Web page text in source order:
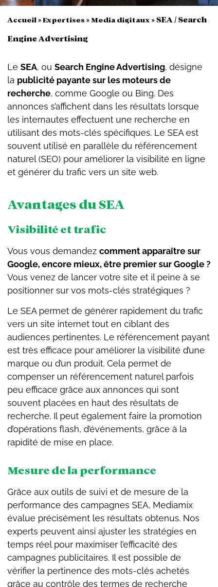
Accueil »Expertises» Media digitaux » SEA / Search
Engine Advertising
Le SEA, ou Search Engine Advertising, désigne
la publicité payante sur les moteurs de
recherche, comme Google ou Bing. Des
annonces s’affichent dans les résultats lorsque
les internautes effectuent une recherche en
utilisant des mots-clés spécifiques. Le SEA est
souvent utilisé en parallèle du référencement
naturel (SEO) pour améliorer la visibilité en ligne
et générer du trafic vers un site web.
Avantages du SEA
Visibilité et trafic
Vous vous demandez comment apparaître sur
Google, encore mieux, être premier sur Google ?
Vous venez de lancer votre site et il peine à se
positionner sur vos mots-clés stratégiques ?
Le SEA permet de générer rapidement du trafic
vers un site internet tout en ciblant des
audiences pertinentes. Le référencement payant
est très efficace pour améliorer la visibilité d’une
marque ou d’un produit. Cela permet de
compenser un référencement naturel parfois
peu efficace grâce aux annonces qui sont
souvent placées en haut des résultats de
recherche. Il peut également faire la promotion
d’opérations flash, d’événements, grâce à la
rapidité de mise en place.
Mesure de la performance
Grâce aux outils de suivi et de mesure de la
performance des campagnes SEA, Mediamix
évalue précisément les résultats obtenus. Nos
experts peuvent ainsi ajuster les stratégies en
temps réel pour maximiser l’efficacité des
campagnes publicitaires. Il est possible de
vérifier la pertinence des mots-clés achetés
grâce au contrôle des termes de recherche